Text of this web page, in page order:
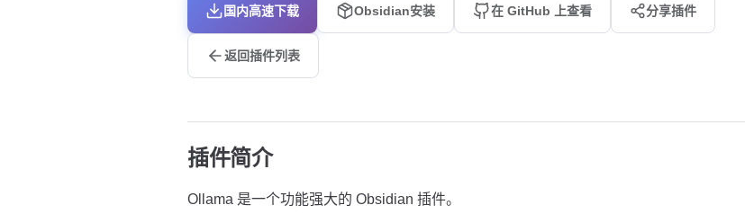
国内高速下载 Obsidian安装 在 GitHub 上查看 分享插件
返回插件列表
插件简介
Ollama 是一个功能强大的 Obsidian 插件。